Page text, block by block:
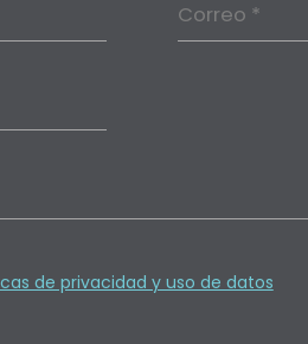
Correo *
de privacidad y uso de datos